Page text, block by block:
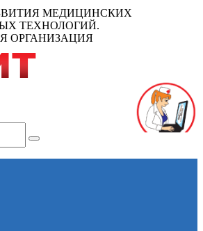
МЕДИЦИНСКИХ
ТЕХНОЛОГИЙ.
ОРГАНИЗАЦИЯ